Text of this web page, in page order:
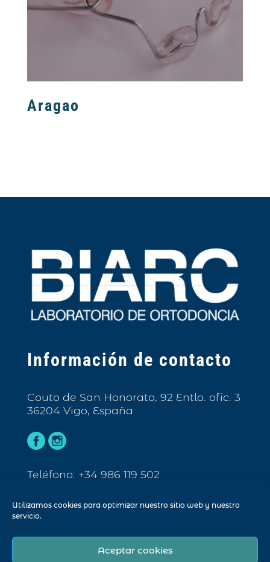
Utilizamos cookies para optimizar nuestro sitio web y nuestro
servicio.
Aceptar cookies
Aragao
Información de contacto
Couto de San Honorato, 92 Entlo. ofic. 3
36204 Vigo, España
Teléfono: +34 986 119 502